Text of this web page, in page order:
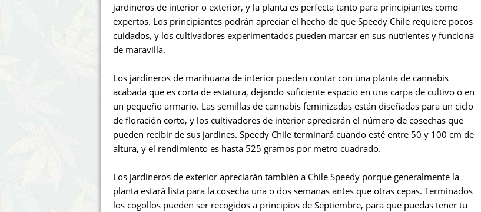
jardineros de interior o exterior, y la planta es perfecta tanto para principiantes como
expertos. Los principiantes podrán apreciar el hecho de que Speedy Chile requiere pocos
cuidados, y los cultivadores experimentados pueden marcar en sus nutrientes y funciona
de maravilla.
Los jardineros de marihuana de interior pueden contar con una planta de cannabis
acabada que es corta de estatura, dejando suficiente espacio en una carpa de cultivo o en
un pequeño armario. Las semillas de cannabis feminizadas están diseñadas para un ciclo
de floración corto, y los cultivadores de interior apreciarán el número de cosechas que
pueden recibir de sus jardines. Speedy Chile terminará cuando esté entre 50 y 100 cm de
altura, y el rendimiento es hasta 525 gramos por metro cuadrado.
Los jardineros de exterior apreciarán también a Chile Speedy porque generalmente la
planta estará lista para la cosecha una o dos semanas antes que otras cepas. Terminados
los cogollos pueden ser recogidos a principios de Septiembre, para que puedas tener tu